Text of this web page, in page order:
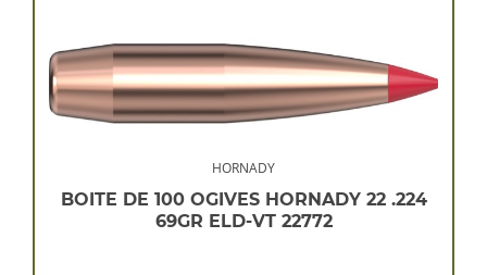
HORNADY
BOITE DE 100 OGIVES HORNADY 22 .224
69GR ELD-VT 22772